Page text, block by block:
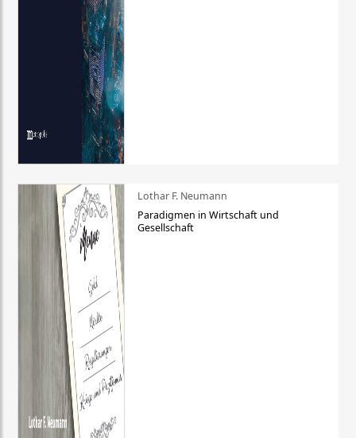
Lothar F. Neumann
Paradigmen in Wirtschaft und
Gesellschaft